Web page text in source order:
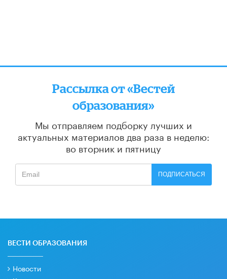
Рассылка от «Вестей
образования»
Мы отправляем подборку лучших и
актуальных материалов два раза в неделю:
во вторник и пятницу
ПОДПИСАТЬСЯ
ВЕСТИ ОБРАЗОВАНИЯ
Новости